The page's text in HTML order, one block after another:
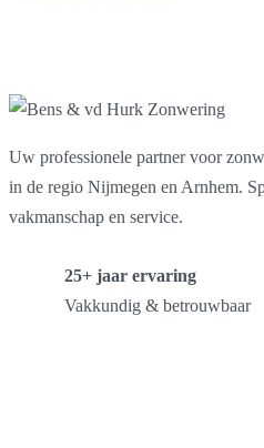
Uw professionele partner voor
in de regio Nijmegen en Arnhem.
vakmanschap en service.
25+ jaar ervaring
Vakkundig & betrouwbaar